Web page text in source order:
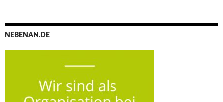
NEBENAN.DE